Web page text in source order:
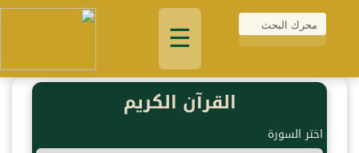
☰
القرآن الكريم
اختر السورة